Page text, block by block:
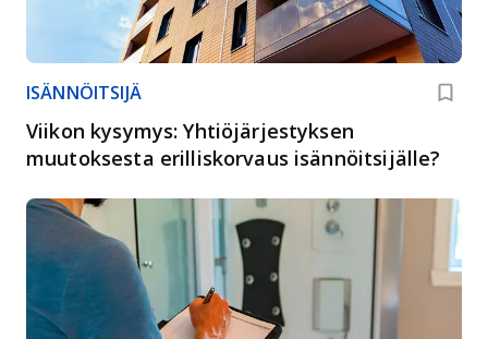
ISÄNNÖITSIJÄ
Viikon kysymys: Yhtiöjärjestyksen
muutoksesta erilliskorvaus isännöitsijälle?